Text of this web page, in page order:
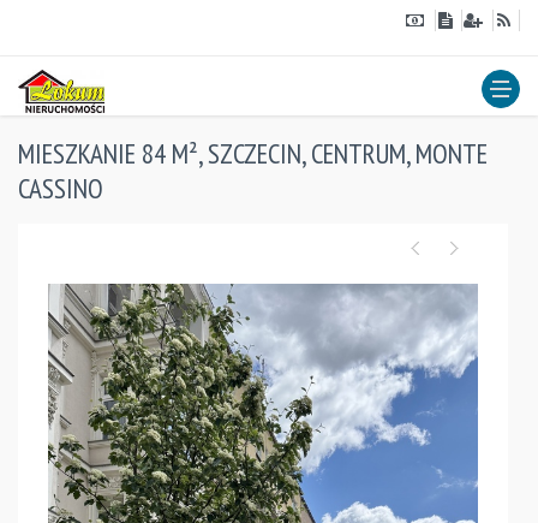
MIESZKANIE 84 M², SZCZECIN, CENTRUM, MONTE
CASSINO